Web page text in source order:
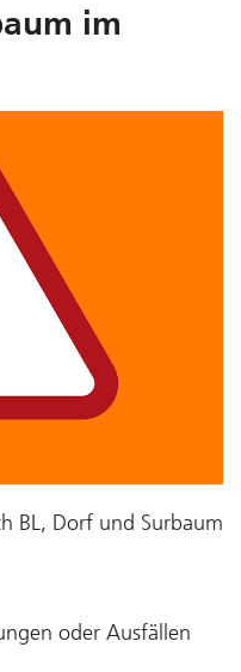
im
BL, Dorf und Surbaum
oder Ausfällen